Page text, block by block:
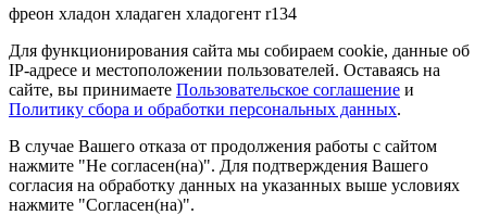
фреон хладон хладаген хладогент r134
Для функционирования сайта мы собираем cookie, данные об
IP-адресе и местоположении пользователей. Оставаясь на
сайте, вы принимаете Пользовательское соглашение и
Политику сбора и обработки персональных данных.
В случае Вашего отказа от продолжения работы с сайтом
нажмите "Не согласен(на)". Для подтверждения Вашего
согласия на обработку данных на указанных выше условиях
нажмите "Согласен(на)".